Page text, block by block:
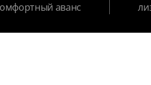
аванс